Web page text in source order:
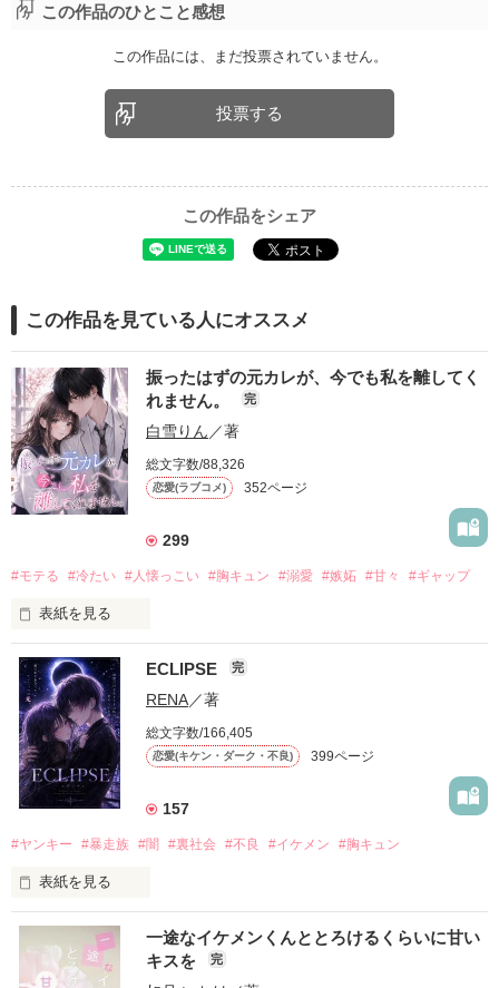
この作品のひとこと感想
この作品には、まだ投票されていません。
投票する
この作品をシェア
この作品を見ている人にオススメ
振ったはずの元カレが、今でも私を離してく
れません。
完
白雪りん ／著
総文字数/88,326
恋愛(ラブコメ) 352ページ
299
#モテる #冷たい #人懐っこい #胸キュン #溺愛 #嫉妬 #甘々 #ギャップ
表紙を見る
「好きだったから、別れを選んだ。」
モテる人を好きになるのが怖かった。
だから私は、中学時代に大好きだった彼を自分から振った。
もう会うことはないと思っていたのに、
高校生になって再会した彼は、隣の学校で”王子様”と呼ばれる
他の女の子には冷たいのに
私にだけ昔と変わらない笑顔を向けてくる。
「澪ちゃん。」
ECLIPSE 完
RENA／著
総文字数/166,405
恋愛(キケン・ダーク・不良) 399ページ
157
#ヤンキー #暴走族 #闇 #裏社会 #不良 #イケメン #胸キュン
表紙を見る
表紙画像はAIです
一途なイケメンくんととろけるくらいに甘い
キスを
完